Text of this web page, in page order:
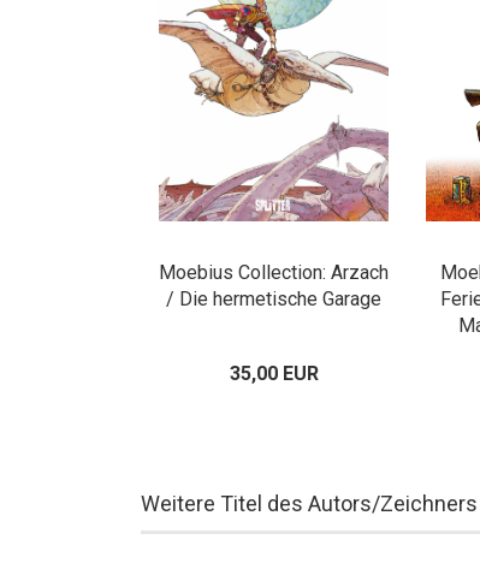
Moebius Collection: Arzach
/ Die hermetische Garage
35,00 EUR
Weitere Titel des Autors/Zeichners